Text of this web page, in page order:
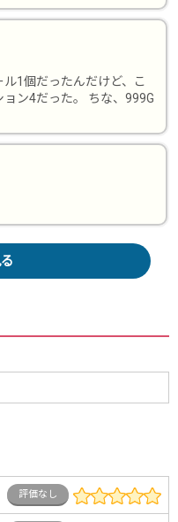
1個だったんだけど、こ
ン4だった。 ちな、999G
評価なし